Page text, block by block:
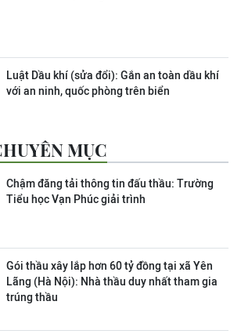
Luật Dầu khí (sửa đổi): Gắn an toàn dầu khí
với an ninh, quốc phòng trên biển
MỤC
Chậm đăng tải thông tin đấu thầu: Trường
Tiểu học Vạn Phúc giải trình
Gói thầu xây lắp hơn 60 tỷ đồng tại xã Yên
Lãng (Hà Nội): Nhà thầu duy nhất tham gia
trúng thầu